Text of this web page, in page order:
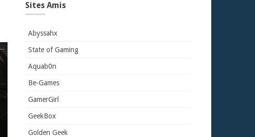
Sites Amis
Abyssahx
State of Gaming
Aquab0n
Be-Games
GamerGirl
GeekBox
Golden Geek